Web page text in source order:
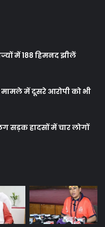
में 188 हिमनद झीलें
में दूसरे आरोपी को भी
सड़क हादसों में चार लोगों